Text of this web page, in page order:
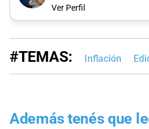
Ver Perfil
#TEMAS: Inflación
Además tenés que